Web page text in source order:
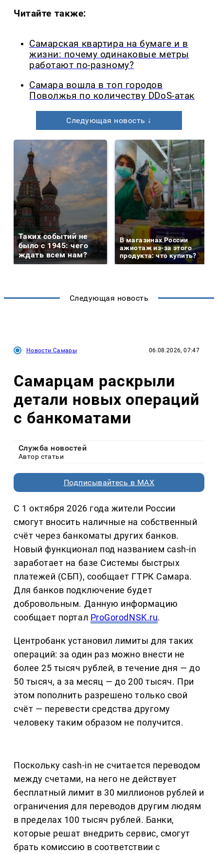
Читайте также:
Самарская квартира на бумаге и в
жизни: почему одинаковые метры
работают по-разному?
Самара вошла в топ городов
Поволжья по количеству DDoS-атак
Следующая новость ↓
Таких событий не
было с 1945: чего
ждать всем нам?
В магазинах России
ажиотаж из-за этого
продукта: что купить?
Следующая новость
Новости Самары 06.08.2026, 07:47
Самарцам раскрыли
детали новых операций
с банкоматами
Служба новостей
Автор статьи
Подписывайтесь в MAX
С 1 октября 2026 года жители России
смогут вносить наличные на собственный
счёт через банкоматы других банков.
Новый функционал под названием cash-in
заработает на базе Системы быстрых
платежей (СБП), сообщает ГТРК Самара.
Для банков подключение будет
добровольным. Данную информацию
сообщает портал ProGorodNSK.ru.
Центробанк установил лимиты для таких
операций: за один раз можно внести не
более 25 тысяч рублей, в течение дня — до
50 тысяч, а за месяц — до 200 тысяч. При
этом пополнить разрешено только свой
счёт — перевести средства другому
человеку таким образом не получится.
Поскольку cash-in не считается переводом
между счетами, на него не действует
бесплатный лимит в 30 миллионов рублей и
ограничения для переводов другим людям
в пределах 100 тысяч рублей. Банки,
которые решат внедрить сервис, смогут
брать комиссию в соответствии с